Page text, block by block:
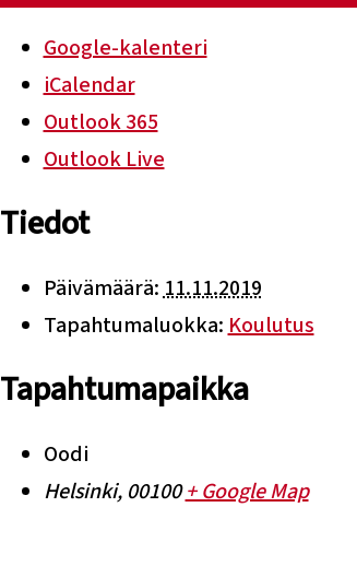
Google-kalenteri
iCalendar
Outlook 365
Outlook Live
Tiedot
Päivämäärä:11.11.2019
Tapahtumaluokka:Koulutus
Tapahtumapaikka
Oodi
Helsinki, 00100 + Google Map